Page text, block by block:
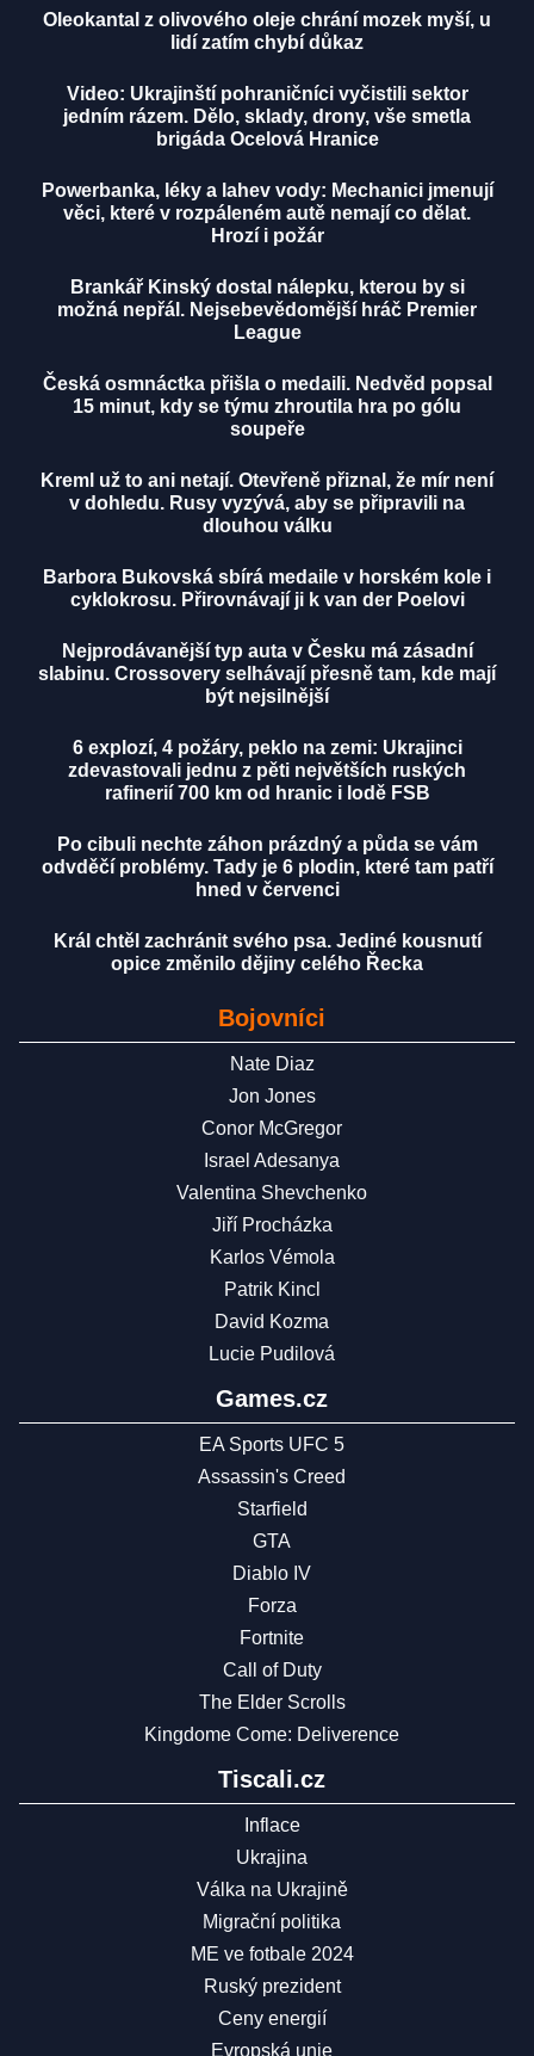
Oleokantal z olivového oleje chrání mozek myší, u
lidí zatím chybí důkaz
Video: Ukrajinští pohraničníci vyčistili sektor
jedním rázem. Dělo, sklady, drony, vše smetla
brigáda Ocelová Hranice
Powerbanka, léky a lahev vody: Mechanici jmenují
věci, které v rozpáleném autě nemají co dělat.
Hrozí i požár
Brankář Kinský dostal nálepku, kterou by si
možná nepřál. Nejsebevědomější hráč Premier
League
Česká osmnáctka přišla o medaili. Nedvěd popsal
15 minut, kdy se týmu zhroutila hra po gólu
soupeře
Kreml už to ani netají. Otevřeně přiznal, že mír není
v dohledu. Rusy vyzývá, aby se připravili na
dlouhou válku
Barbora Bukovská sbírá medaile v horském kole i
cyklokrosu. Přirovnávají ji k van der Poelovi
Nejprodávanější typ auta v Česku má zásadní
slabinu. Crossovery selhávají přesně tam, kde mají
být nejsilnější
6 explozí, 4 požáry, peklo na zemi: Ukrajinci
zdevastovali jednu z pěti největších ruských
rafinerií 700 km od hranic i lodě FSB
Po cibuli nechte záhon prázdný a půda se vám
odvděčí problémy. Tady je 6 plodin, které tam patří
hned v červenci
Král chtěl zachránit svého psa. Jediné kousnutí
opice změnilo dějiny celého Řecka
Bojovníci
Nate Diaz
Jon Jones
Conor McGregor
Israel Adesanya
Valentina Shevchenko
Jiří Procházka
Karlos Vémola
Patrik Kincl
David Kozma
Lucie Pudilová
Games.cz
EA Sports UFC 5
Assassin's Creed
Starfield
GTA
Diablo IV
Forza
Fortnite
Call of Duty
The Elder Scrolls
Kingdome Come: Deliverence
Tiscali.cz
Inflace
Ukrajina
Válka na Ukrajině
Migrační politika
ME ve fotbale 2024
Ruský prezident
Ceny energií
Evropská unie